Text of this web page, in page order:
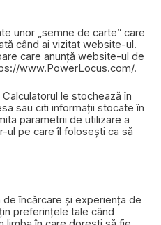
unor „semne de carte” care
când ai vizitat website-ul.
care anunță website-ul de
www.PowerLocus.com/.
le stochează în
sau citi informații stocate în
parametrii de utilizare a
ul pe care îl folosești ca să
încărcare și experiența de
preferințele tale când